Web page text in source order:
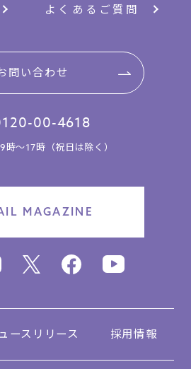
よくあるご質問
問い合わせ
00-4618
時～17時（祝日は除く）
MAGAZINE
ースリリース 採用情報